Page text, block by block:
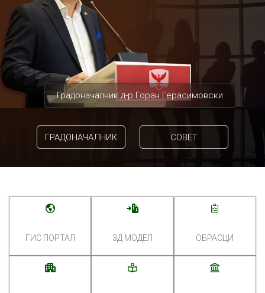
Градоначалник д-р Горан Герасимовски
ГРАДОНАЧАЛНИК СОВЕТ
ГИС ПОРТАЛ 3Д МОДЕЛ ОБРАСЦИ